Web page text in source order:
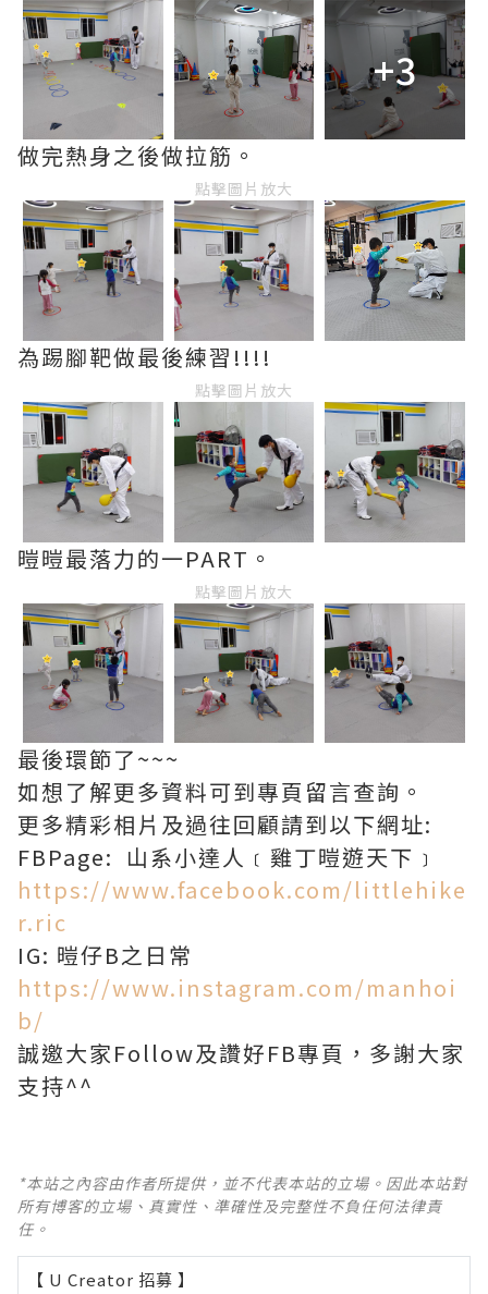
+3
做完熱身之後做拉筋。
點擊圖片放大
為踢腳靶做最後練習!!!!
點擊圖片放大
暟暟最落力的一PART。
點擊圖片放大
最後環節了~~~
如想了解更多資料可到專頁留言查詢。
更多精彩相片及過往回顧請到以下網址:
FBPage: 山系小達人﹝雞丁暟遊天下﹞
https://www.facebook.com/littlehike
r.ric
IG: 暟仔B之日常
https://www.instagram.com/manhoi
b/
誠邀大家Follow及讚好FB專頁，多謝大家
支持^^
*本站之內容由作者所提供，並不代表本站的立場。因此本站對
所有博客的立場、真實性、準確性及完整性不負任何法律責
任。
【 U Creator 招募 】